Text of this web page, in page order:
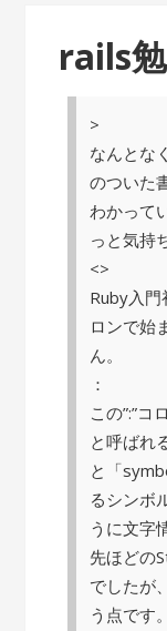
rails
>
なんとな
のついた
わかって
っと気持
<>
Ruby入門
ロンで始
ん。
：
この”:”コ
と呼ばれ
と「
るシンボ
うに文字
先ほどの
でしたが
う点です。